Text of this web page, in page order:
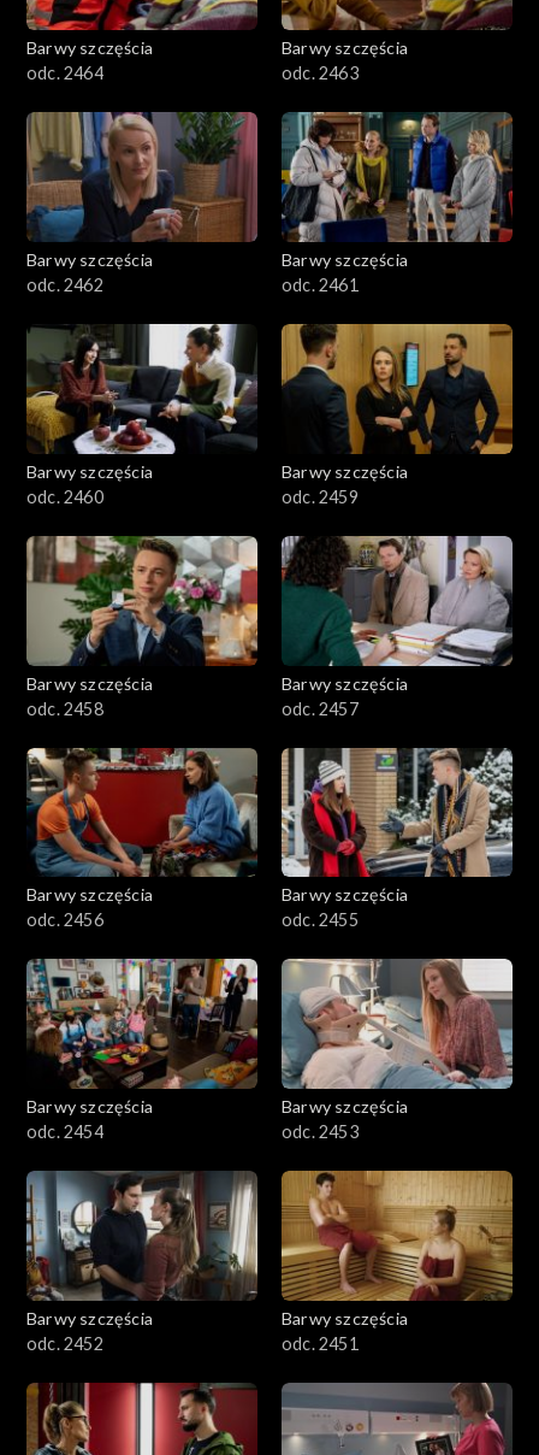
Barwy szczęścia
odc. 2464
Barwy szczęścia
odc. 2463
Barwy szczęścia
odc. 2462
Barwy szczęścia
odc. 2461
Barwy szczęścia
odc. 2460
Barwy szczęścia
odc. 2459
Barwy szczęścia
odc. 2458
Barwy szczęścia
odc. 2457
Barwy szczęścia
odc. 2456
Barwy szczęścia
odc. 2455
Barwy szczęścia
odc. 2454
Barwy szczęścia
odc. 2453
Barwy szczęścia
odc. 2452
Barwy szczęścia
odc. 2451